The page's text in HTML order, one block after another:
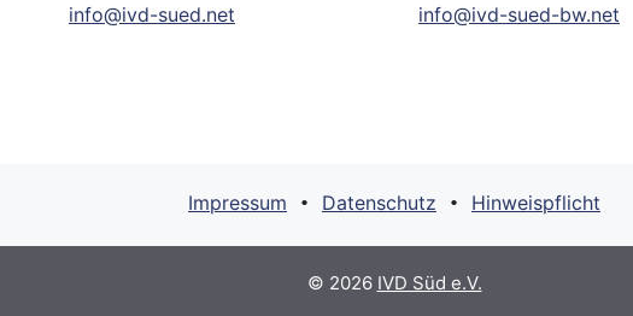
info@ivd-sued.net
info@ivd-sued-bw.net
Impressum • Datenschutz • Hinweispflicht
© 2026 IVD Süd e.V.